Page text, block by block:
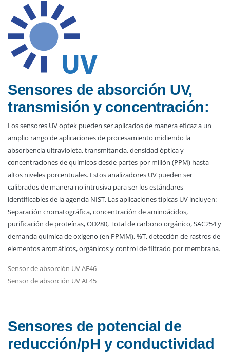
Sensores de absorción UV,
transmisión y concentración:
Los sensores UV optek pueden ser aplicados de manera eficaz a un
amplio rango de aplicaciones de procesamiento midiendo la
absorbencia ultravioleta, transmitancia, densidad óptica y
concentraciones de químicos desde partes por millón (PPM) hasta
altos niveles porcentuales. Estos analizadores UV pueden ser
calibrados de manera no intrusiva para ser los estándares
identificables de la agencia NIST. Las aplicaciones típicas UV incluyen:
Separación cromatográfica, concentración de aminoácidos,
purificación de proteínas, OD280, Total de carbono orgánico, SAC254 y
demanda química de oxígeno (en PPMM), %T, detección de rastros de
elementos aromáticos, orgánicos y control de filtrado por membrana.
Sensor de absorción UV AF46
Sensor de absorción UV AF45
Sensores de potencial de
reducción/pH y conductividad